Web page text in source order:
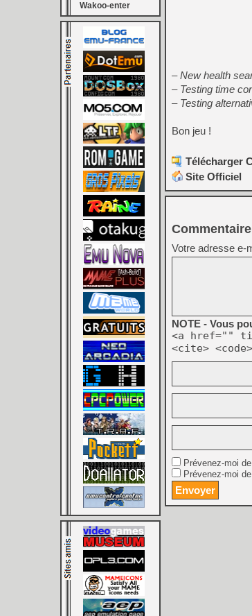
Wakoo-enter
– New health
– Testing time
– Testing
Bon jeu !
Télécharger
Site Officiel
Votre adresse e-
NOTE - Vous
<a href=""
<cite>
Prévenez-moi
Prévenez-moi